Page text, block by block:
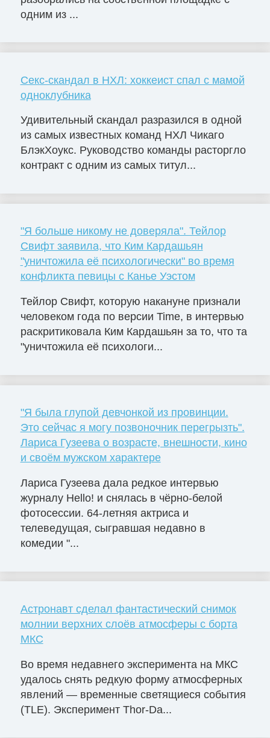
одним из ...
Секс-скандал в НХЛ: хоккеист спал с мамой
одноклубника
Удивительный скандал разразился в одной
из самых известных команд НХЛ Чикаго
БлэкХоукс. Руководство команды расторгло
контракт с одним из самых титул...
"Я больше никому не доверяла". Тейлор
Свифт заявила, что Ким Кардашьян
"уничтожила её психологически" во время
конфликта певицы с Канье Уэстом
Тейлор Свифт, которую накануне признали
человеком года по версии Time, в интервью
раскритиковала Ким Кардашьян за то, что та
"уничтожила её психологи...
"Я была глупой девчонкой из провинции.
Это сейчас я могу позвоночник перегрызть".
Лариса Гузеева о возрасте, внешности, кино
и своём мужском характере
Лариса Гузеева дала редкое интервью
журналу Hello! и снялась в чёрно-белой
фотосессии. 64-летняя актриса и
телеведущая, сыгравшая недавно в
комедии "...
Астронавт сделал фантастический снимок
молнии верхних слоёв атмосферы с борта
МКС
Во время недавнего эксперимента на МКС
удалось снять редкую форму атмосферных
явлений — временные светящиеся события
(TLE). Эксперимент Thor-Da...